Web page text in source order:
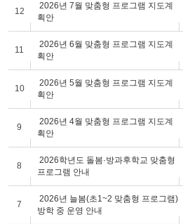
12
2026년 7월 맞춤형 프로그램 지도계
획안
11
2026년 6월 맞춤형 프로그램 지도계
획안
10
2026년 5월 맞춤형 프로그램 지도계
획안
9
2026년 4월 맞춤형 프로그램 지도계
획안
8
2026학년도 돌봄·방과후학교 맞춤형
프로그램 안내
7
2026년 늘봄(초1~2 맞춤형 프로그램)
방학 중 운영 안내